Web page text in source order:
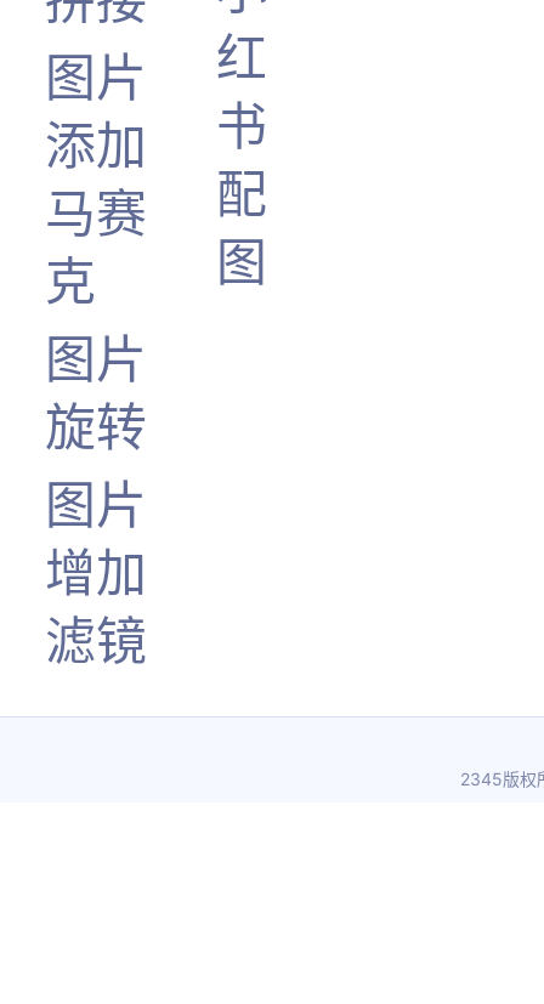
图片
添加
马赛
克
图片
旋转
图片
增加
滤镜
红
书
配
图
2345版权